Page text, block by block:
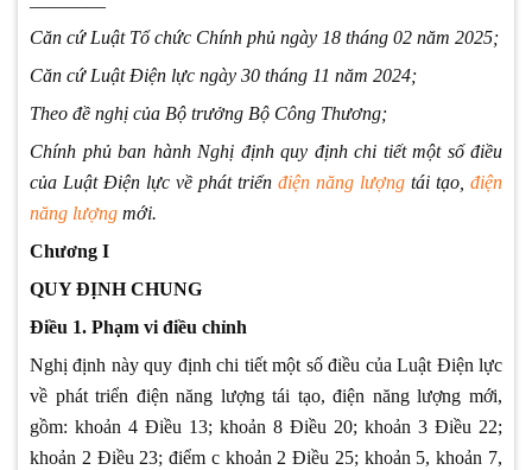
Căn cứ Luật Tổ chức Chính phủ ngày 18 tháng 02 năm 2025;
Căn cứ Luật Điện lực ngày 30 tháng 11 năm 2024;
Theo đề nghị của Bộ trưởng Bộ Công Thương;
Chính phủ ban hành Nghị định quy định chi tiết một số điều
của Luật Điện lực về phát triển điện năng lượng tái tạo, điện
năng lượng mới.
Chương I
QUY ĐỊNH CHUNG
Điều 1. Phạm vi điều chỉnh
Nghị định này quy định chi tiết một số điều của Luật Điện lực
về phát triển điện năng lượng tái tạo, điện năng lượng mới,
gồm: khoản 4 Điều 13; khoản 8 Điều 20; khoản 3 Điều 22;
khoản 2 Điều 23; điểm c khoản 2 Điều 25; khoản 5, khoản 7,